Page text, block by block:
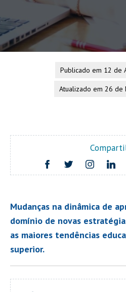
Publicado em 12 de
Atualizado em 26 de
Mudanças na dinâmica de
domínio de novas
as maiores tendências
superior.